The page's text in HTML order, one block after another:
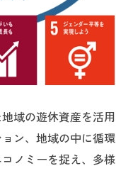
域の遊休資産を活用
ン、地域の中に循
ノミーを捉え、多